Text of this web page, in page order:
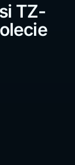
TZ-